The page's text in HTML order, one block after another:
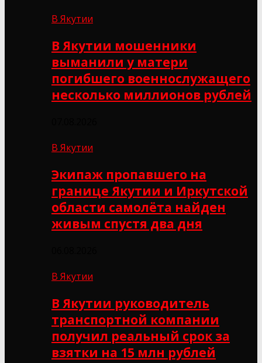
В Якутии
В Якутии мошенники
выманили у матери
погибшего военнослужащего
несколько миллионов рублей
В Якутии
Экипаж пропавшего на
границе Якутии и Иркутской
области самолёта найден
живым спустя два дня
В Якутии
В Якутии руководитель
транспортной компании
получил реальный срок за
взятки на 15 млн рублей